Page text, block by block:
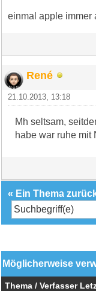
einmal apple immer
René
21.10.2013, 13:18
Mh seltsam,
habe war ruhe mit
« Ein Thema
Möglicherweise
Thema / Verfasser